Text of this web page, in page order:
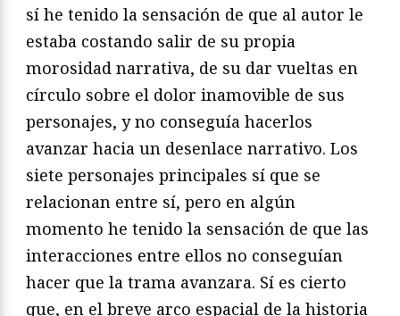
sí he tenido la sensación de que al autor le
estaba costando salir de su propia
morosidad narrativa, de su dar vueltas en
círculo sobre el dolor inamovible de sus
personajes, y no conseguía hacerlos
avanzar hacia un desenlace narrativo. Los
siete personajes principales sí que se
relacionan entre sí, pero en algún
momento he tenido la sensación de que las
interacciones entre ellos no conseguían
hacer que la trama avanzara. Sí es cierto
que, en el breve arco espacial de la historia